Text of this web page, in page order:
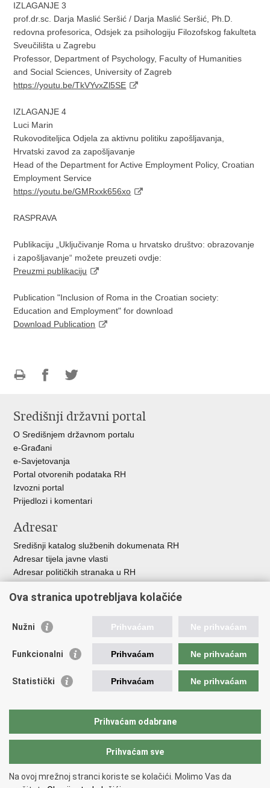
IZLAGANJE 3
prof.dr.sc. Darja Maslić Seršić / Darja Maslić Seršić, Ph.D.
redovna profesorica, Odsjek za psihologiju Filozofskog fakulteta
Sveučilišta u Zagrebu
Professor, Department of Psychology, Faculty of Humanities
and Social Sciences, University of Zagreb
https://youtu.be/TkVYvxZl5SE
IZLAGANJE 4
Luci Marin
Rukovoditeljica Odjela za aktivnu politiku zapošljavanja,
Hrvatski zavod za zapošljavanje
Head of the Department for Active Employment Policy, Croatian
Employment Service
https://youtu.be/GMRxxk656xo
RASPRAVA
Publikaciju „Uključivanje Roma u hrvatsko društvo: obrazovanje
i zapošljavanje“ možete preuzeti ovdje:
Preuzmi publikaciju
Publication "Inclusion of Roma in the Croatian society:
Education and Employment" for download
Download Publication
FacebookuTwitteru
Središnji državni portal
O Središnjem državnom portalu
e-Građani
e-Savjetovanja
Portal otvorenih podataka RH
Izvozni portal
Prijedlozi i komentari
Adresar
Središnji katalog službenih dokumenata RH
Adresar tijela javne vlasti
Adresar političkih stranaka u RH
Besplatni telefoni javne uprave
Važne poveznice
Vlada Republike Hrvatske
Savjet za nacionalne manjine
Okvirna konvencija za zaštitu nacionalnih manjina
Ured zastupnika RH pred Eur.sudom za ljudska prava
Copyright © 2026 Ured za ljudska prava i prava nacionalnih manjina.
Ova stranica upotrebljava kolačiće
Nužni Prihvaćam Ne prihvaćam
Funkcionalni Prihvaćam Ne prihvaćam
Statistički Prihvaćam Ne prihvaćam
Prihvaćam odabrane
Prihvaćam sve
Na ovoj mrežnoj stranci koriste se kolačići. Molimo Vas da